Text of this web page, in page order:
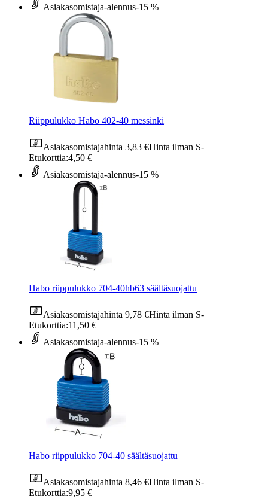
Asiakasomistaja-alennus-15 %
Riippulukko Habo 402-40 messinki
Asiakasomistajahinta 3,83 €Hinta ilman S-
Etukorttia:4,50 €
Asiakasomistaja-alennus-15 %
Habo riippulukko 704-40hb63 säältäsuojattu
Asiakasomistajahinta 9,78 €Hinta ilman S-
Etukorttia:11,50 €
Asiakasomistaja-alennus-15 %
Habo riippulukko 704-40 säältäsuojattu
Asiakasomistajahinta 8,46 €Hinta ilman S-
Etukorttia:9,95 €